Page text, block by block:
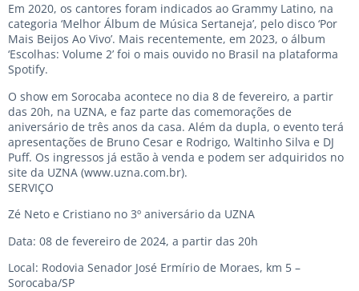
Em 2020, os cantores foram indicados ao Grammy Latino, na
categoria ‘Melhor Álbum de Música Sertaneja’, pelo disco ‘Por
Mais Beijos Ao Vivo’. Mais recentemente, em 2023, o álbum
‘Escolhas: Volume 2’ foi o mais ouvido no Brasil na plataforma
Spotify.
O show em Sorocaba acontece no dia 8 de fevereiro, a partir
das 20h, na UZNA, e faz parte das comemorações de
aniversário de três anos da casa. Além da dupla, o evento terá
apresentações de Bruno Cesar e Rodrigo, Waltinho Silva e DJ
Puff. Os ingressos já estão à venda e podem ser adquiridos no
site da UZNA (www.uzna.com.br).
SERVIÇO
Zé Neto e Cristiano no 3º aniversário da UZNA
Data: 08 de fevereiro de 2024, a partir das 20h
Local: Rodovia Senador José Ermírio de Moraes, km 5 –
Sorocaba/SP